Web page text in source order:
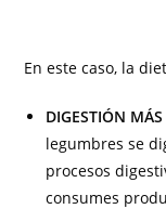
En este caso, la
DIGESTIÓN
legumbres se
procesos
consumes